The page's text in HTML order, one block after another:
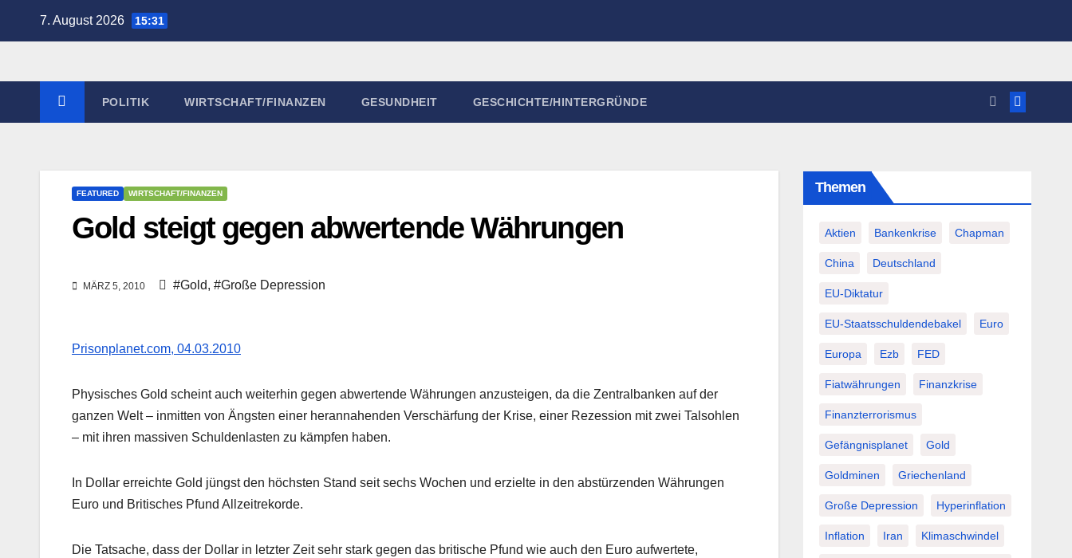
7. August 2026 15:31
POLITIK WIRTSCHAFT/FINANZEN GESUNDHEIT GESCHICHTE/HINTERGRÜNDE
FEATURED WIRTSCHAFT/FINANZEN
Gold steigt gegen abwertende Währungen
MÄRZ 5, 2010 #Gold, #Große Depression
Prisonplanet.com, 04.03.2010
Physisches Gold scheint auch weiterhin gegen abwertende Währungen anzusteigen, da die Zentralbanken auf der
ganzen Welt – inmitten von Ängsten einer herannahenden Verschärfung der Krise, einer Rezession mit zwei Talsohlen
– mit ihren massiven Schuldenlasten zu kämpfen haben.
In Dollar erreichte Gold jüngst den höchsten Stand seit sechs Wochen und erzielte in den abstürzenden Währungen
Euro und Britisches Pfund Allzeitrekorde.
Die Tatsache, dass der Dollar in letzter Zeit sehr stark gegen das britische Pfund wie auch den Euro aufwertete,
Themen
Aktien Bankenkrise Chapman
China Deutschland
EU-Diktatur
EU-Staatsschuldendebakel Euro
Europa Ezb FED
Fiatwährungen Finanzkrise
Finanzterrorismus
Gefängnisplanet Gold
Goldminen Griechenland
Große Depression Hyperinflation
Inflation Iran Klimaschwindel